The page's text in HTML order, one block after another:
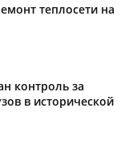
теплосети на
контроль за
в исторической